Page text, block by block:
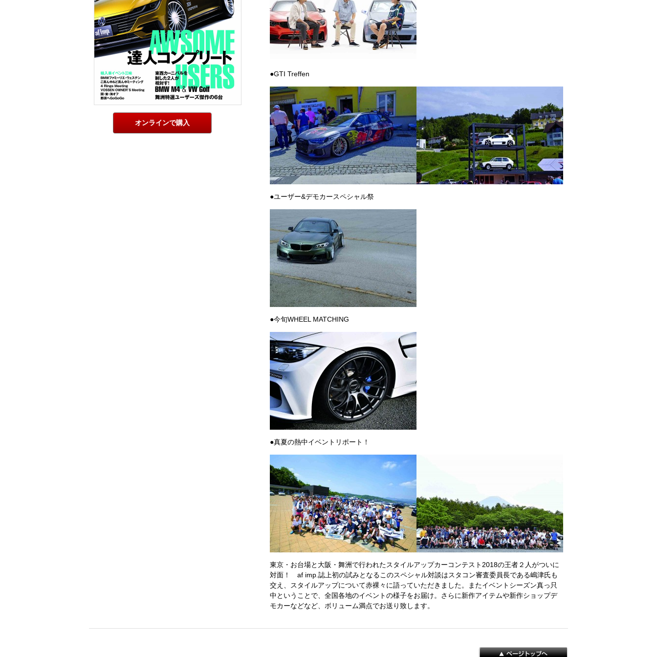
オンラインで購入
●GTI Treffen
●ユーザー&デモカースペシャル祭
●今旬WHEEL MATCHING
●真夏の熱中イベントリポート！
東京・お台場と大阪・舞洲で行われたスタイルアップカーコンテスト2018の王者２人がついに
対面！ af imp.誌上初の試みとなるこのスペシャル対談はスタコン審査委員長である嶋津氏も
交え、スタイルアップについて赤裸々に語っていただきました。またイベントシーズン真っ只
中ということで、全国各地のイベントの様子をお届け。さらに新作アイテムや新作ショップデ
モカーなどなど、ボリューム満点でお送り致します。